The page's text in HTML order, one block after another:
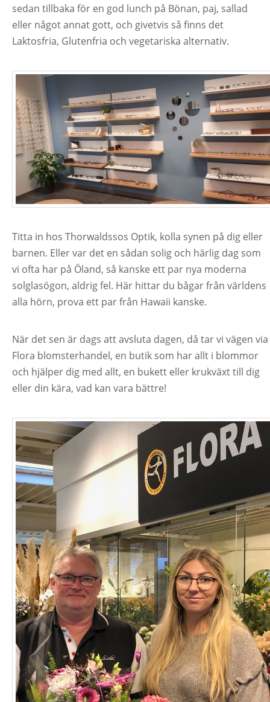
sedan tillbaka för en god lunch på Bönan, paj, sallad
eller något annat gott, och givetvis så finns det
Laktosfria, Glutenfria och vegetariska alternativ.
Titta in hos Thorwaldssos Optik, kolla synen på dig eller
barnen. Eller var det en sådan solig och härlig dag som
vi ofta har på Öland, så kanske ett par nya moderna
solglasögon, aldrig fel. Här hittar du bågar från världens
alla hörn, prova ett par från Hawaii kanske.
När det sen är dags att avsluta dagen, då tar vi vägen via
Flora blomsterhandel, en butik som har allt i blommor
och hjälper dig med allt, en bukett eller krukväxt till dig
eller din kära, vad kan vara bättre!